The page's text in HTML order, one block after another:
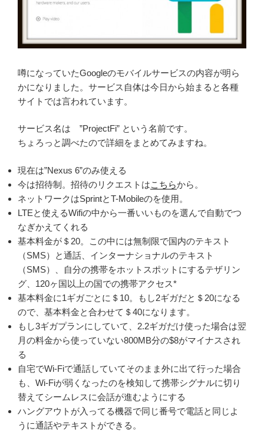
噂になっていたGoogleのモバイルサービスの内容が明ら
かになりました。サービス自体は今日から始まると各種
サイトでは言われています。
サービス名は ”ProjectFi” という名前です。
ちょろっと調べたので詳細をまとめてみますね。
現在は”Nexus 6”のみ使える
今は招待制。招待のリクエストはこちらから。
ネットワークはSprintとT-Mobileのを使用。
LTEと使えるWifiの中から一番いいものを選んで自動でつ
なぎかえてくれる
基本料金が＄20。この中には無制限で国内のテキスト
（SMS）と通話、インターナショナルのテキスト
（SMS）、自分の携帯をホットスポットにするテザリン
グ、120ヶ国以上の国での携帯アクセス*
基本料金に1ギガごとに＄10。もし2ギガだと＄20になる
ので、基本料金と合わせて＄40になります。
もし3ギガプランにしていて、2.2ギガだけ使った場合は翌
月の料金から使っていない800MB分の$8がマイナスされ
る
自宅でWi-Fiで通話していてそのまま外に出て行った場合
も、Wi-Fiが弱くなったのを検知して携帯シグナルに切り
替えてシームレスに会話が進むようにする
ハングアウトが入ってる機器で同じ番号で電話と同じよ
うに通話やテキストができる。